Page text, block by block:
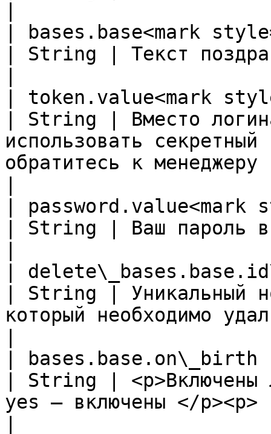
| bases.base<mark
| String | Текст
| token.value<mark
| String | Вместо
использовать
обратитесь к менеджеру
|
| String | Ваш пароль в
|
| String | Уникальный
который необходимо
| bases.base.on\_birth
| String | <p>Включены
yes – включены </